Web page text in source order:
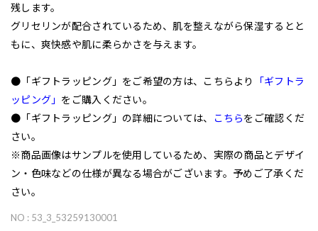
残します。
グリセリンが配合されているため、肌を整えながら保湿するとと
もに、爽快感や肌に柔らかさを与えます。
●「ギフトラッピング」をご希望の方は、こちらより
「ギフトラ
ッピング」 をご購入ください。
●「ギフトラッピング」の詳細については、
こちらをご確認くだ
さい。
※商品画像はサンプルを使用しているため、実際の商品とデザイ
ン・色味などの仕様が異なる場合がございます。予めご了承くだ
さい。
NO : 53_3_53259130001